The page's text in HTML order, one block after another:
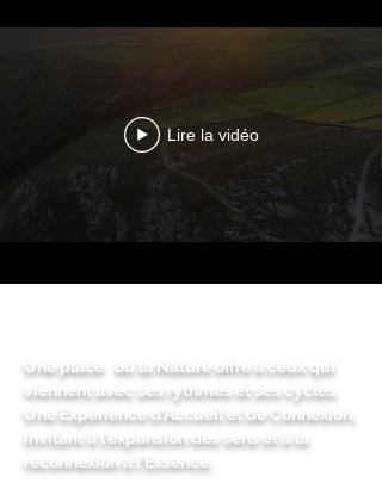
Lire la vidéo
Une place
où la Nature offre à ceux qui
viennent avec ses rythmes et ses cycles.
Une Expérience d'Accueil et de Connexion,
invitant à l'expansion des sens et à la
reconnexion à l'Essence.